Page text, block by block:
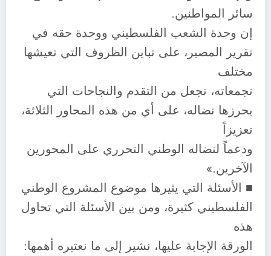
سائر المواطنين.
إن وحدة الشعب الفلسطيني ووحدة حقه في
تقرير المصير، على تباين الظروف التي تعيشها
مختلف
تجمعاته، تجعل من التقدم والنجاحات التي
يحرزها نضاله، على أي من هذه المحاور الثلاثة،
تعزيزاً
ودعماً لنضاله الوطني التحرري على المحورين
الآخرين.»
■ الأسئلة التي يثيرها موضوع المشروع الوطني
الفلسطيني كثيرة، ومن بين الأسئلة التي تحاول
هذه
الورقة الإجابة عليها، نشير إلى ما نعتبره أهمها: